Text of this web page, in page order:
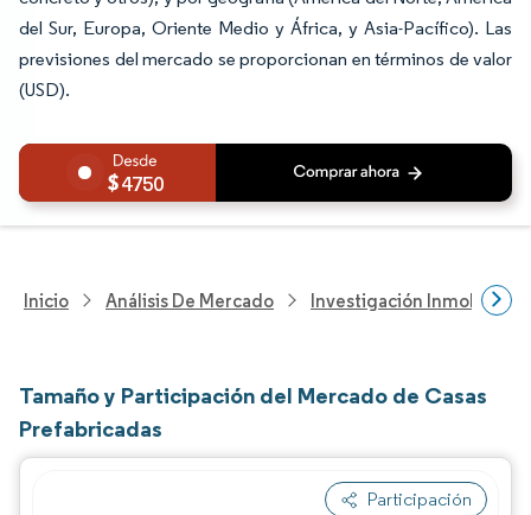
del Sur, Europa, Oriente Medio y África, y Asia-Pacífico). Las
previsiones del mercado se proporcionan en términos de valor
(USD).
4750
Inicio Análisis De Mercado Investigación Inmobiliaria
Tamaño y Participación del Mercado de Casas
Prefabricadas
Participación